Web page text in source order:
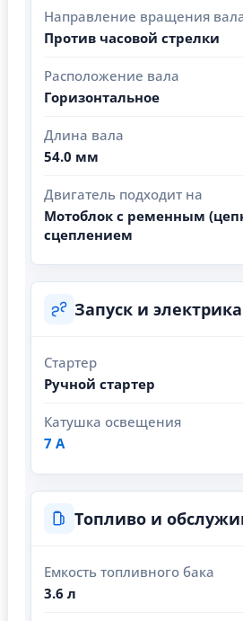
Направление вращения
Против часовой стрелки
Расположение вала
Горизонтальное
Длина вала
54.0 мм
Двигатель подходит на
Мотоблок с ременным
сцеплением
Запуск и электрика
Стартер
Ручной стартер
Катушка освещения
7 А
Топливо и
Емкость топливного бака
3.6 л